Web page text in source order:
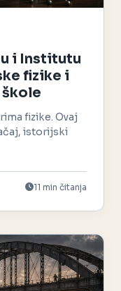
i Institutu
fizike i
fizike. Ovaj
istorijski
11 min čitanja